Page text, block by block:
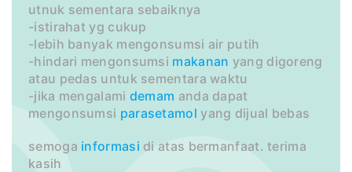
utnuk sementara sebaiknya
-istirahat yg cukup
-lebih banyak mengonsumsi air putih
-hindari mengonsumsi makanan yang digoreng
atau pedas untuk sementara waktu
-jika mengalami demam anda dapat
mengonsumsi parasetamol yang dijual bebas
semoga informasi di atas bermanfaat. terima
kasih